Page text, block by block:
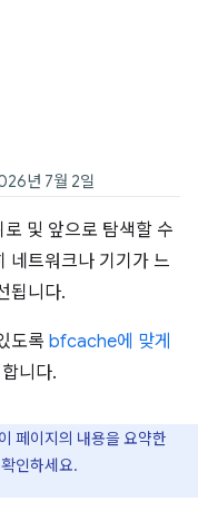
년 7월 2일
및 앞으로 탐색할 수
네트워크나 기기가 느
됩니다.
도록 bfcache에 맞게
니다.
페이지의 내용을 요약한
인하세요.